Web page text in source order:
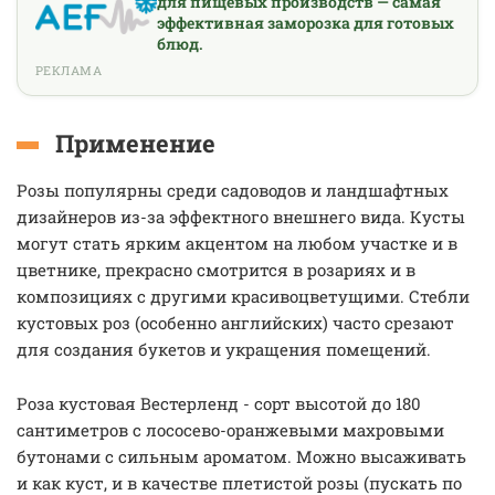
эффективная заморозка для готовых
блюд.
РЕКЛАМА
Применение
Розы популярны среди садоводов и ландшафтных
дизайнеров из-за эффектного внешнего вида. Кусты
могут стать ярким акцентом на любом участке и в
цветнике, прекрасно смотрится в розариях и в
композициях с другими красивоцветущими. Стебли
кустовых роз (особенно английских) часто срезают
для создания букетов и укращения помещений.
Роза кустовая Вестерленд - сорт высотой до 180
сантиметров с лососево-оранжевыми махровыми
бутонами с сильным ароматом. Можно высаживать
и как куст, и в качестве плетистой розы (пускать по